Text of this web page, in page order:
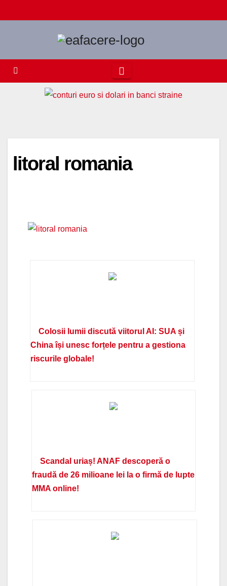
to
litoral romania
Colosii lumii discută viitorul AI: SUA și
China își unesc forțele pentru a gestiona
riscurile globale!
Scandal uriaș! ANAF descoperă o
fraudă de 26 milioane lei la o firmă de lupte
MMA online!